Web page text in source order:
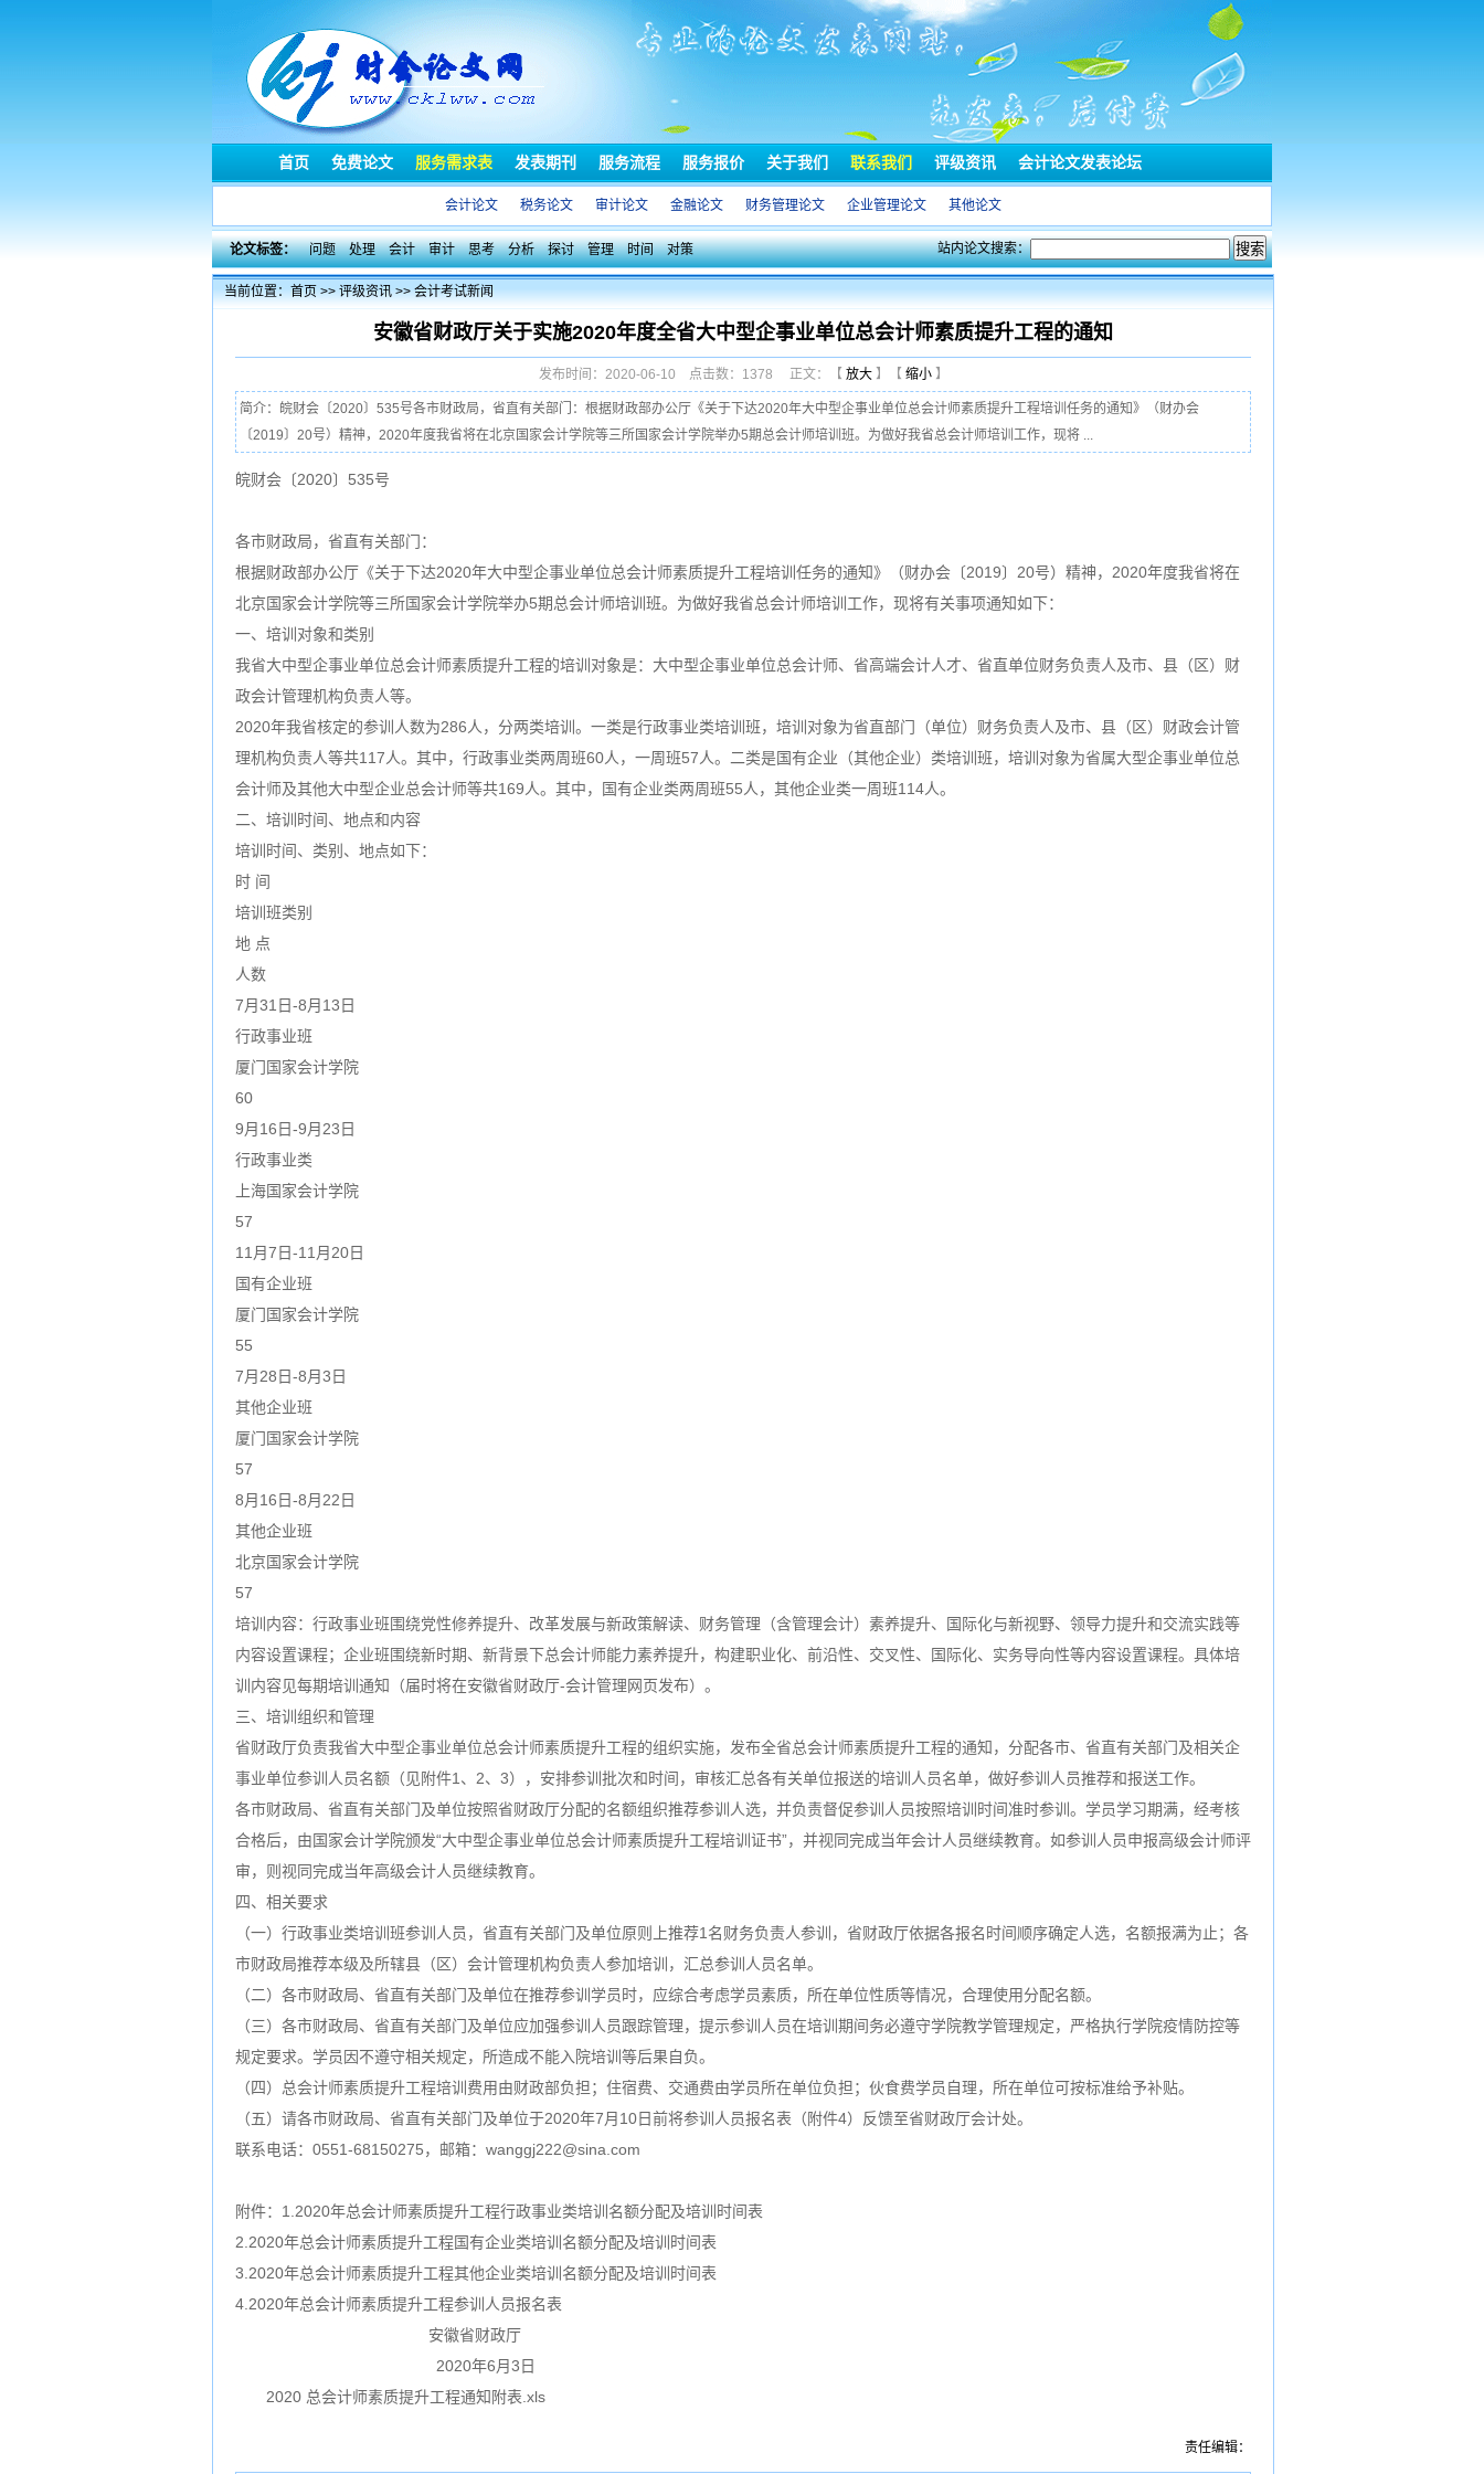
首页 免费论文 服务需求表 发表期刊 服务流程 服务报价 关于我们 联系我们 评级资讯 会计论文发表论坛
会计论文 税务论文 审计论文 金融论文 财务管理论文 企业管理论文 其他论文
论文标签： 问题 处理 会计 审计 思考 分析 探讨 管理 时间 对策 站内论文搜索：
当前位置：首页>>评级资讯>>会计考试新闻
安徽省财政厅关于实施2020年度全省大中型企事业单位总会计师素质提升工程的通知
发布时间：2020-06-10 点击数：1378 正文：【 放大】【 缩小】
简介：皖财会〔2020〕535号各市财政局，省直有关部门：根据财政部办公厅《关于下达2020年大中型企事业单位总会计师素质提升工程培训任务的通知》（财办会
〔2019〕20号）精神，2020年度我省将在北京国家会计学院等三所国家会计学院举办5期总会计师培训班。为做好我省总会计师培训工作，现将 ...
皖财会〔2020〕535号
各市财政局，省直有关部门：
根据财政部办公厅《关于下达2020年大中型企事业单位总会计师素质提升工程培训任务的通知》（财办会〔2019〕20号）精神，2020年度我省将在
北京国家会计学院等三所国家会计学院举办5期总会计师培训班。为做好我省总会计师培训工作，现将有关事项通知如下：
一、培训对象和类别
我省大中型企事业单位总会计师素质提升工程的培训对象是：大中型企事业单位总会计师、省高端会计人才、省直单位财务负责人及市、县（区）财
政会计管理机构负责人等。
2020年我省核定的参训人数为286人，分两类培训。一类是行政事业类培训班，培训对象为省直部门（单位）财务负责人及市、县（区）财政会计管
理机构负责人等共117人。其中，行政事业类两周班60人，一周班57人。二类是国有企业（其他企业）类培训班，培训对象为省属大型企事业单位总
会计师及其他大中型企业总会计师等共169人。其中，国有企业类两周班55人，其他企业类一周班114人。
二、培训时间、地点和内容
培训时间、类别、地点如下：
时 间
培训班类别
地 点
人数
7月31日-8月13日
行政事业班
厦门国家会计学院
60
9月16日-9月23日
行政事业类
上海国家会计学院
57
11月7日-11月20日
国有企业班
厦门国家会计学院
55
7月28日-8月3日
其他企业班
厦门国家会计学院
57
8月16日-8月22日
其他企业班
北京国家会计学院
57
培训内容：行政事业班围绕党性修养提升、改革发展与新政策解读、财务管理（含管理会计）素养提升、国际化与新视野、领导力提升和交流实践等
内容设置课程；企业班围绕新时期、新背景下总会计师能力素养提升，构建职业化、前沿性、交叉性、国际化、实务导向性等内容设置课程。具体培
训内容见每期培训通知（届时将在安徽省财政厅-会计管理网页发布）。
三、培训组织和管理
省财政厅负责我省大中型企事业单位总会计师素质提升工程的组织实施，发布全省总会计师素质提升工程的通知，分配各市、省直有关部门及相关企
事业单位参训人员名额（见附件1、2、3），安排参训批次和时间，审核汇总各有关单位报送的培训人员名单，做好参训人员推荐和报送工作。
各市财政局、省直有关部门及单位按照省财政厅分配的名额组织推荐参训人选，并负责督促参训人员按照培训时间准时参训。学员学习期满，经考核
合格后，由国家会计学院颁发“大中型企事业单位总会计师素质提升工程培训证书”，并视同完成当年会计人员继续教育。如参训人员申报高级会计师评
审，则视同完成当年高级会计人员继续教育。
四、相关要求
（一）行政事业类培训班参训人员，省直有关部门及单位原则上推荐1名财务负责人参训，省财政厅依据各报名时间顺序确定人选，名额报满为止；各
市财政局推荐本级及所辖县（区）会计管理机构负责人参加培训，汇总参训人员名单。
（二）各市财政局、省直有关部门及单位在推荐参训学员时，应综合考虑学员素质，所在单位性质等情况，合理使用分配名额。
（三）各市财政局、省直有关部门及单位应加强参训人员跟踪管理，提示参训人员在培训期间务必遵守学院教学管理规定，严格执行学院疫情防控等
规定要求。学员因不遵守相关规定，所造成不能入院培训等后果自负。
（四）总会计师素质提升工程培训费用由财政部负担；住宿费、交通费由学员所在单位负担；伙食费学员自理，所在单位可按标准给予补贴。
（五）请各市财政局、省直有关部门及单位于2020年7月10日前将参训人员报名表（附件4）反馈至省财政厅会计处。
联系电话：0551-68150275，邮箱：wanggj222@sina.com
附件：1.2020年总会计师素质提升工程行政事业类培训名额分配及培训时间表
2.2020年总会计师素质提升工程国有企业类培训名额分配及培训时间表
3.2020年总会计师素质提升工程其他企业类培训名额分配及培训时间表
4.2020年总会计师素质提升工程参训人员报名表
安徽省财政厅
2020年6月3日
2020 总会计师素质提升工程通知附表.xls
责任编辑：